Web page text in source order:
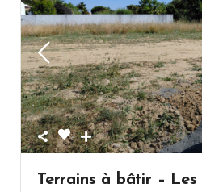
Terrains à bâtir – Les